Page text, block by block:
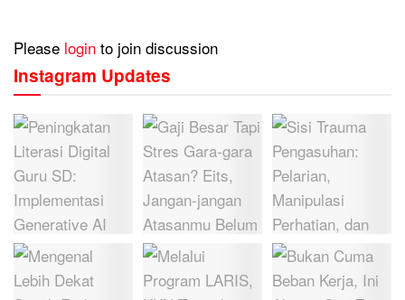
Please login to join discussion
Instagram Updates